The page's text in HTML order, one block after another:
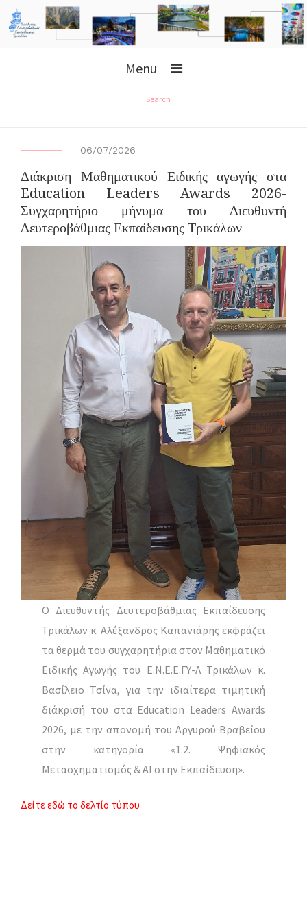
Menu
Search
- 06/07/2026
Διάκριση Μαθηματικού Ειδικής αγωγής στα
Education Leaders Awards 2026-
Συγχαρητήριο μήνυμα του Διευθυντή
Δευτεροβάθμιας Εκπαίδευσης Τρικάλων
Ο Διευθυντής Δευτεροβάθμιας Εκπαίδευσης
Τρικάλων κ. Αλέξανδρος Καπανιάρης εκφράζει
τα θερμά του συγχαρητήρια στον Μαθηματικό
Ειδικής Αγωγής του Ε.Ν.Ε.Ε.ΓΥ-Λ Τρικάλων κ.
Βασίλειο Τσίνα, για την ιδιαίτερα τιμητική
διάκρισή του στα Education Leaders Awards
2026, με την απονομή του Αργυρού Βραβείου
στην κατηγορία «1.2. Ψηφιακός
Μετασχηματισμός & ΑΙ στην Εκπαίδευση».
Δείτε εδώ το δελτίο τύπου